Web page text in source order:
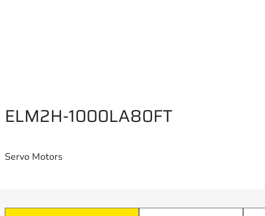
ELM2H-1000LA80FT
Servo Motors